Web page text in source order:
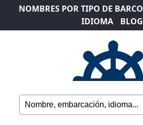
NOMBRES POR TIPO DE BARCO
IDIOMA
BLOG